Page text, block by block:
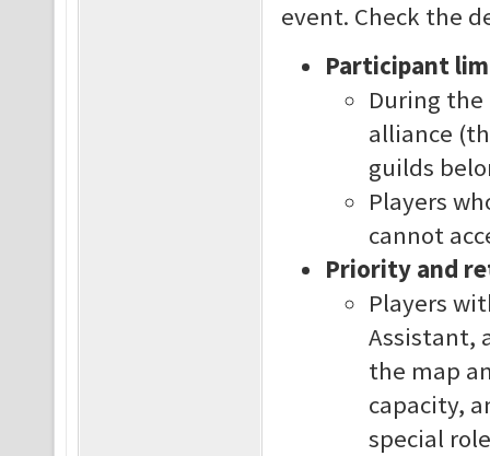
event. Check the
Participant
During
alliance
guilds
Players
cannot
Priority and
Players
Assistant,
the map
capacity,
special